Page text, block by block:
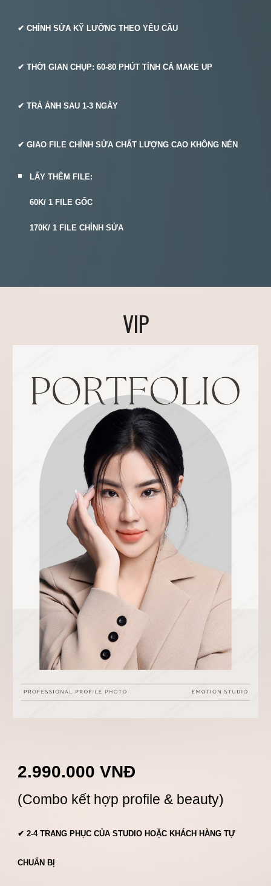
✔ CHỈNH SỬA KỸ LƯỠNG THEO YÊU CẦU
✔ THỜI GIAN CHỤP:60-80 PHÚT TÍNH CẢ MAKE UP
✔ TRẢ ẢNH SAU 1-3 NGÀY
✔ GIAO FILE CHỈNH SỬA CHẤT LƯỢNG CAO KHÔNG NÉN
LẤY THÊM FILE:
60K/ 1 FILE GỐC
170K/ 1 FILE CHỈNH SỬA
VIP
2.990.000 VNĐ
(Combo kết hợp profile & beauty)
✔2-4TRANG PHỤC CỦA STUDIO HOẶC KHÁCH HÀNG TỰ
CHUẨN BỊ